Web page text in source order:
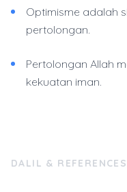
Optimisme adalah
pertolongan.
Pertolongan Allah
kekuatan iman.
DALIL & REFERENCES